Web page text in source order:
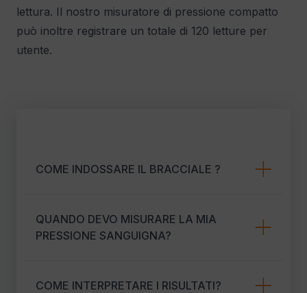
lettura. Il nostro misuratore di pressione compatto
può inoltre registrare un totale di 120 letture per
utente.
COME INDOSSARE IL BRACCIALE ?
QUANDO DEVO MISURARE LA MIA
PRESSIONE SANGUIGNA?
COME INTERPRETARE I RISULTATI?